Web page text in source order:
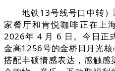
地铁13号线号口中转）
家餐厅和肯悦咖啡正在上
2026年 4 月 6 日。今日正
金高1256号的金桥日月光
搭配丰硕情感表达，感触感